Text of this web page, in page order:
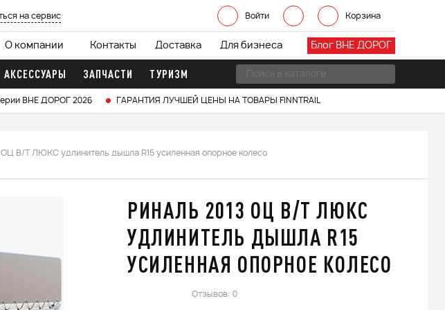
Войти Корзина
на сервис
Блог ВНЕ ДОРОГ
О компании Контакты Доставка Для бизнеса
АКСЕССУАРЫ ЗАПЧАСТИ ТУРИЗМ
ВНЕ ДОРОГ 2026 ГАРАНТИЯ ЛУЧШЕЙ ЦЕНЫ НА ТОВАРЫ FINNTRAIL
В/Т ЛЮКС удлинитель дышла R15 усиленная опорное колесо
РИНАЛЬ 2013 ОЦ В/Т ЛЮКС
УДЛИНИТЕЛЬ ДЫШЛА R15
УСИЛЕННАЯ ОПОРНОЕ КОЛЕСО
Отзывов: 0